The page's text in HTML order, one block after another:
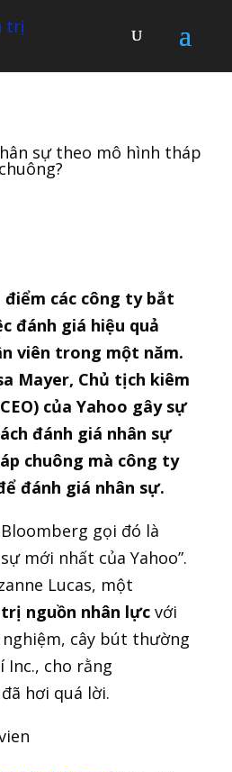
sự theo mô hình tháp
chuông?
điểm các công ty bắt
đánh giá hiệu quả
viên trong một năm.
Mayer, Chủ tịch kiêm
của Yahoo gây sự
đánh giá nhân sự
chuông mà công ty
đánh giá nhân sự.
gọi đó là
mới nhất của Yahoo”.
Lucas, một
nguồn nhân lựcvới
cây bút thường
Inc., cho rằng
hơi quá lời.